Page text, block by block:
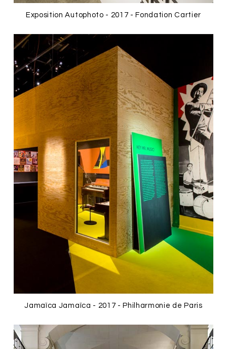
Exposition Autophoto - 2017 - Fondation Cartier
Jamaïca Jamaïca - 2017 - Philharmonie de Paris